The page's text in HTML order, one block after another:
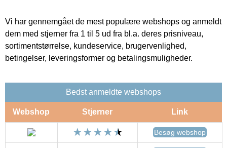
Vi har gennemgået de mest populære webshops og anmeldt
dem med stjerner fra 1 til 5 ud fra bl.a. deres prisniveau,
sortimentstørrelse, kundeservice, brugervenlighed,
betingelser, leveringsformer og betalingsmuligheder.
Bedst anmeldte webshops
Webshop Stjerner Link
Besøg webshop